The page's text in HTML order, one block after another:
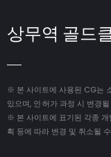
상무역 골드
※ 본 사이트에 사용된 CG는
있으며, 인·허가 과정 시 변경
※ 본 사이트에 표기된 각종 개
획 등에 따라 변경 및 취소될